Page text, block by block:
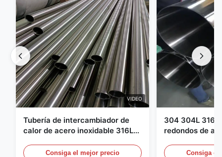
VIDEO
Tubería de intercambiador de
calor de acero inoxidable 316L
corrosiónConsiga el mejor precio
304 304L 316
redondos de
Consiga el